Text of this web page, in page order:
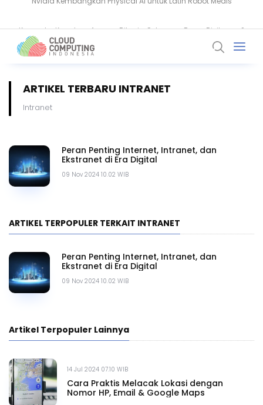
ARTIKEL TERBARU INTRANET
Intranet
09 Nov 2024 10.02 WIB
Peran Penting Internet, Intranet, dan
Ekstranet di Era Digital
ARTIKEL TERPOPULER TERKAIT INTRANET
09 Nov 2024 10.02 WIB
Peran Penting Internet, Intranet, dan
Ekstranet di Era Digital
Artikel Terpopuler Lainnya
14 Jul 2024 07.10 WIB
Cara Praktis Melacak Lokasi dengan
Nomor HP, Email & Google Maps